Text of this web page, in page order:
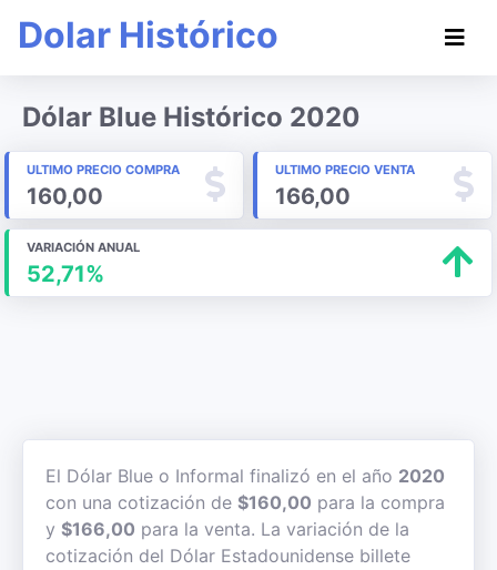
Dolar Histórico
Dólar Blue Histórico 2020
ULTIMO PRECIO COMPRA
160,00
ULTIMO PRECIO VENTA
166,00
VARIACIÓN ANUAL
52,71%
El Dólar Blue o Informal finalizó en el año 2020
con una cotización de $160,00 para la compra
y $166,00 para la venta. La variación de la
cotización del Dólar Estadounidense billete